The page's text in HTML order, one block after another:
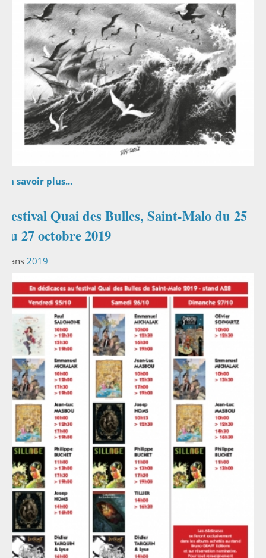
En savoir plus...
Festival Quai des Bulles, Saint-Malo du 25
au 27 octobre 2019
Dans 2019